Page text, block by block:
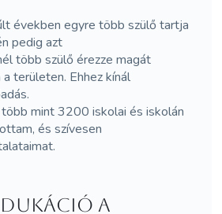
években egyre több szülő tartja
pedig azt
több szülő érezze magát
területen. Ehhez kínál
mint 3200 iskolai és iskolán
és szívesen
a